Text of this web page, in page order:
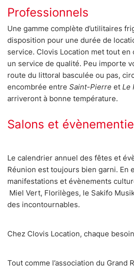
Professionnels
Une gamme complète d’utilitaires
disposition pour une durée de
service. Clovis Location met tout
un service de qualité. Peu importe
route du littoral basculée ou pas,
encombrée entre Saint-Pierre et Le
arriveront à bonne température.
Salons et
Le calendrier annuel des fêtes et
Réunion est toujours bien garni. En
manifestations et évènements
Miel Vert, Florilèges, le Sakifo
des incontournables.
Chez Clovis Location, chaque
Tout comme l’association du Grand